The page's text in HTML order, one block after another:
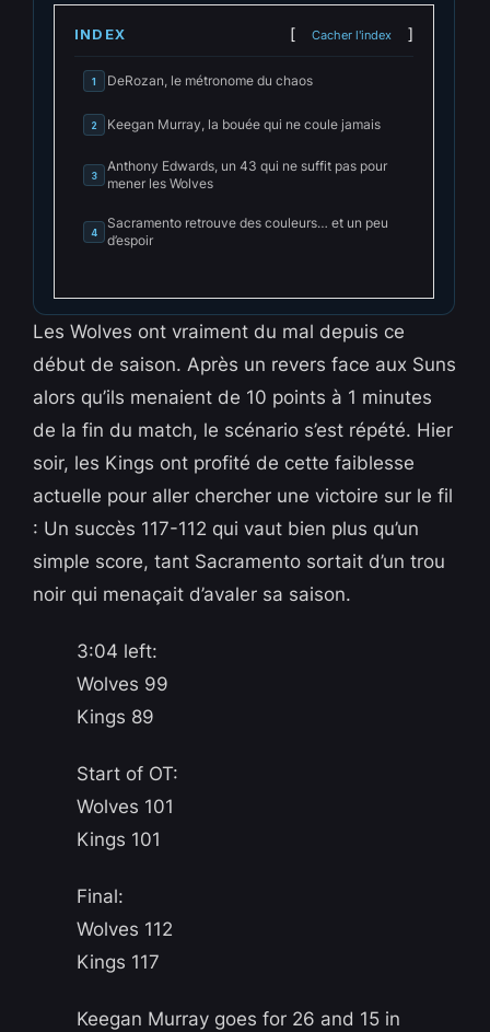
INDEX Cacher l'index
1 DeRozan, le métronome du chaos
2 Keegan Murray, la bouée qui ne coule jamais
3
Anthony Edwards, un 43 qui ne suffit pas pour
mener les Wolves
4
Sacramento retrouve des couleurs… et un peu
d’espoir
Les Wolves ont vraiment du mal depuis ce
début de saison. Après un revers face aux Suns
alors qu’ils menaient de 10 points à 1 minutes
de la fin du match, le scénario s’est répété. Hier
soir, les Kings ont profité de cette faiblesse
actuelle pour aller chercher une victoire sur le fil
: Un succès 117-112 qui vaut bien plus qu’un
simple score, tant Sacramento sortait d’un trou
noir qui menaçait d’avaler sa saison.
3:04 left:
Wolves 99
Kings 89
Start of OT:
Wolves 101
Kings 101
Final:
Wolves 112
Kings 117
Keegan Murray goes for 26 and 15 in